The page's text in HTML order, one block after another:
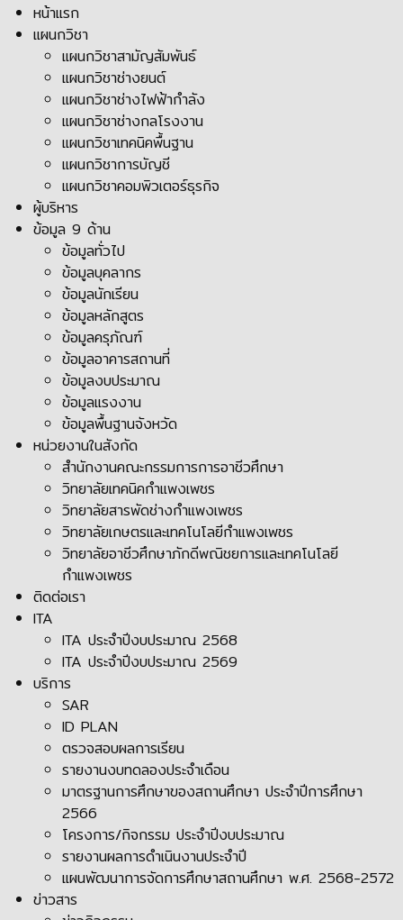
หน้าแรก
แผนกวิชา
แผนกวิชาสามัญสัมพันธ์
แผนกวิชาช่างยนต์
แผนกวิชาช่างไฟฟ้ากำลัง
แผนกวิชาช่างกลโรงงาน
แผนกวิชาเทคนิคพื้นฐาน
แผนกวิชาการบัญชี
แผนกวิชาคอมพิวเตอร์ธุรกิจ
ผู้บริหาร
ข้อมูล 9 ด้าน
ข้อมูลทั่วไป
ข้อมูลบุคลากร
ข้อมูลนักเรียน
ข้อมูลหลักสูตร
ข้อมูลครุภัณฑ์
ข้อมูลอาคารสถานที่
ข้อมูลงบประมาณ
ข้อมูลแรงงาน
ข้อมูลพื้นฐานจังหวัด
หน่วยงานในสังกัด
สำนักงานคณะกรรมการการอาชีวศึกษา
วิทยาลัยเทคนิคกำแพงเพชร
วิทยาลัยสารพัดช่างกำแพงเพชร
วิทยาลัยเกษตรและเทคโนโลยีกำแพงเพชร
วิทยาลัยอาชีวศึกษาภักดีพณิชยการและเทคโนโลยี
กำแพงเพชร
ติดต่อเรา
ITA
ITA ประจำปีงบประมาณ 2568
ITA ประจำปีงบประมาณ 2569
บริการ
SAR
ID PLAN
ตรวจสอบผลการเรียน
รายงานงบทดลองประจำเดือน
มาตรฐานการศึกษาของสถานศึกษา ประจำปีการศึกษา
2566
โครงการ/กิจกรรม ประจำปีงบประมาณ
รายงานผลการดำเนินงานประจำปี
แผนพัฒนาการจัดการศึกษาสถานศึกษา พ.ศ. 2568-2572
ข่าวสาร